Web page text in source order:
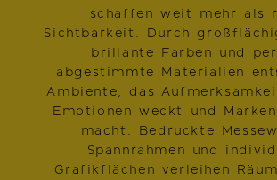
schaffen weit mehr als
Sichtbarkeit. Durch
brillante Farben und
abgestimmte Materialien
Ambiente, das
Emotionen weckt und
macht. Bedruckte
Spannrahmen und
Grafikflächen verleihen